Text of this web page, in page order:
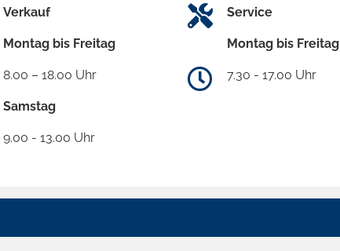
Verkauf
Montag bis Freitag
8.00 – 18.00 Uhr
Samstag
9.00 - 13.00 Uhr
Service
Montag bis Freitag
7.30 - 17.00 Uhr